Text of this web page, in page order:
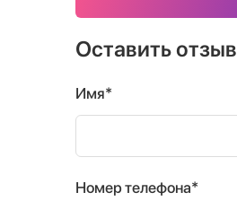
Оставить отзыв
Имя*
Номер телефона*